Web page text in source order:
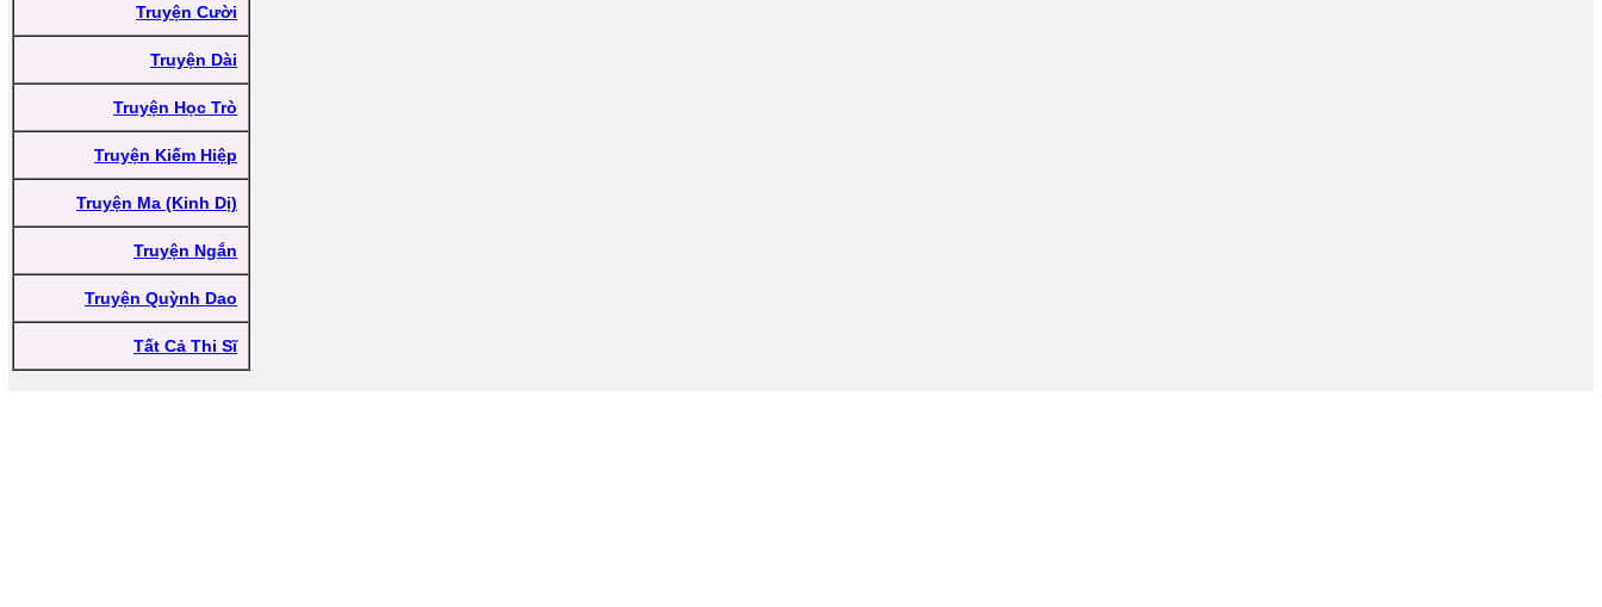
Truyện Cười
Truyện Dài
Truyện Học Trò
Truyện Kiếm Hiệp
Truyện Ma (Kinh Dị)
Truyện Ngắn
Truyện Quỳnh Dao
Tất Cả Thi Sĩ